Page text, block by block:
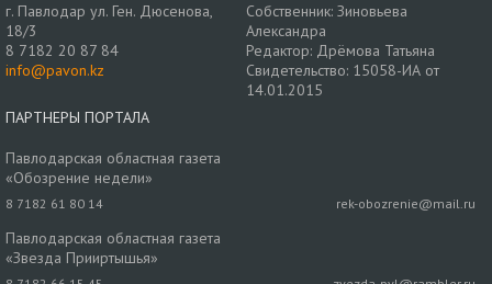
г. Павлодар ул. Ген. Дюсенова,
18/3
8 7182 20 87 84
info@pavon.kz
Собственник: Зиновьева
Александра
Редактор: Дрёмова Татьяна
Свидетельство: 15058-ИА от
14.01.2015
ПАРТНЕРЫ ПОРТАЛА
Павлодарская областная газета
«Обозрение недели»
8 7182 61 80 14 rek-obozrenie@mail.ru
Павлодарская областная газета
«Звезда Прииртышья»